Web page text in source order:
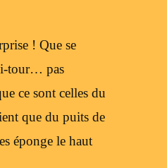
! Que se
tour… pas
ce sont celles du
que du puits de
éponge le haut